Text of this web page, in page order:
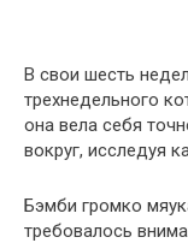
В свои шесть
трехнедельного
она вела себя
вокруг, исследуя
Бэмби громко
требовалось